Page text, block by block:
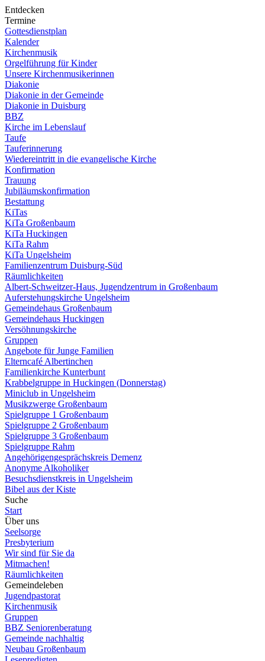
Entdecken
Termine
Gottesdienstplan
Kalender
Kirchenmusik
Orgelführung für Kinder
Unsere Kirchenmusikerinnen
Diakonie
Diakonie in der Gemeinde
Diakonie in Duisburg
BBZ
Kirche im Lebenslauf
Taufe
Tauferinnerung
Wiedereintritt in die evangelische Kirche
Konfirmation
Trauung
Jubiläumskonfirmation
Bestattung
KiTas
KiTa Großenbaum
KiTa Huckingen
KiTa Rahm
KiTa Ungelsheim
Familienzentrum Duisburg-Süd
Räumlichkeiten
Albert-Schweitzer-Haus, Jugendzentrum in Großenbaum
Auferstehungskirche Ungelsheim
Gemeindehaus Großenbaum
Gemeindehaus Huckingen
Versöhnungskirche
Gruppen
Angebote für Junge Familien
Elterncafé Albertinchen
Familienkirche Kunterbunt
Krabbelgruppe in Huckingen (Donnerstag)
Miniclub in Ungelsheim
Musikzwerge Großenbaum
Spielgruppe 1 Großenbaum
Spielgruppe 2 Großenbaum
Spielgruppe 3 Großenbaum
Spielgruppe Rahm
Angehörigengesprächskreis Demenz
Anonyme Alkoholiker
Besuchsdienstkreis in Ungelsheim
Bibel aus der Kiste
Suche
Start
Über uns
Seelsorge
Presbyterium
Wir sind für Sie da
Mitmachen!
Räumlichkeiten
Gemeindeleben
Jugendpastorat
Kirchenmusik
Gruppen
BBZ Seniorenberatung
Gemeinde nachhaltig
Neubau Großenbaum